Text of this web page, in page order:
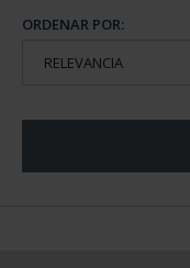
ORDENAR POR: